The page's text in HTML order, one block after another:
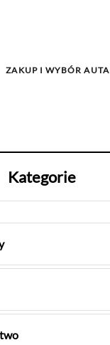
ZAKUP I WYBÓR AUTA
Kategorie